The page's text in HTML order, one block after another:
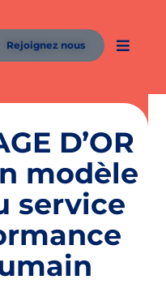
Rejoignez nous
D’OR
modèle
service